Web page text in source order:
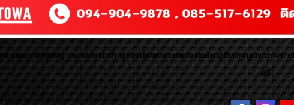
Lexus Majesty ของเเต่งรถนำเข้า อุปกรณ์ตกแต่ง ของแต่ง ชุดล้อ ผู้เชี่ยวชาญเฉพาะทางรถ
สตี้